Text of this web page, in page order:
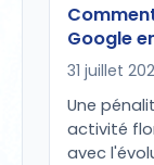
Google
31 juillet
Une
activité
avec